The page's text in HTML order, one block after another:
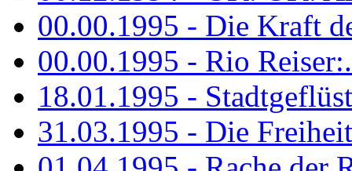
00.00.1995 - Die Kraft
00.00.1995 - Rio
18.01.1995 -
31.03.1995 - Die